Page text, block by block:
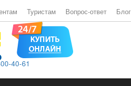
Туристам Вопрос-ответ Блог
40-61